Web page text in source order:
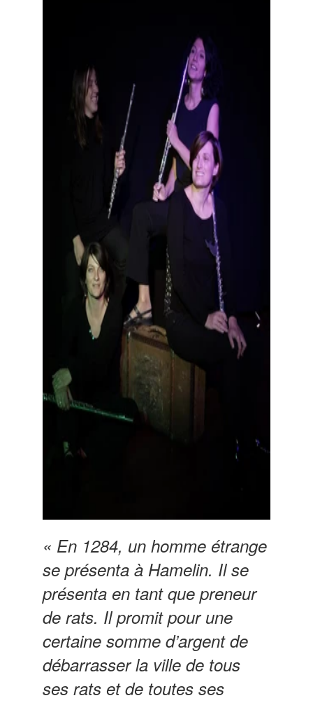
« En 1284, un homme étrange
se présenta à Hamelin. Il se
présenta en tant que preneur
de rats. Il promit pour une
certaine somme d’argent de
débarrasser la ville de tous
ses rats et de toutes ses